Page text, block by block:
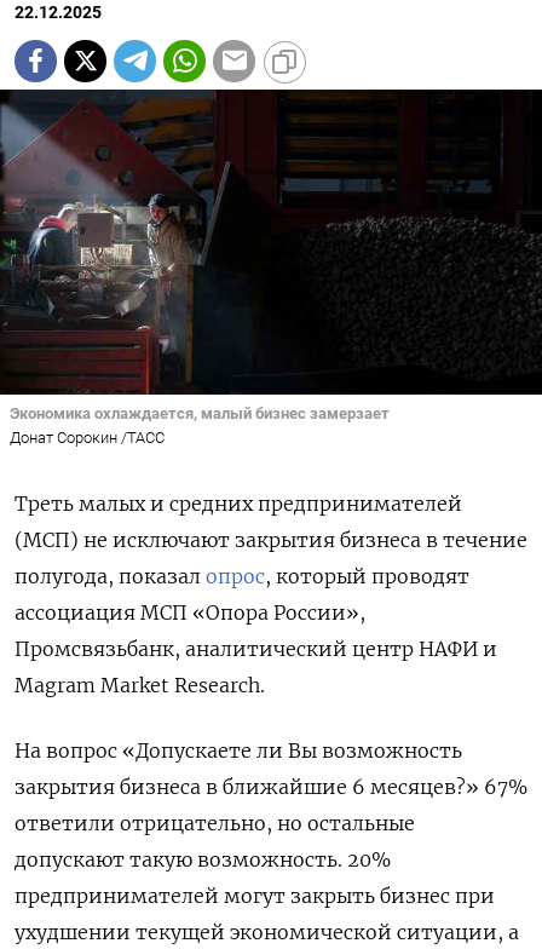
22.12.2025
Экономика охлаждается, малый бизнес замерзает
Донат Сорокин /ТАСС
Треть малых и средних предпринимателей
(МСП) не исключают закрытия бизнеса в течение
полугода, показал опрос, который проводят
ассоциация МСП «Опора России»,
Промсвязьбанк, аналитический центр НАФИ и
Magram Market Research.
На вопрос «Допускаете ли Вы возможность
закрытия бизнеса в ближайшие 6 месяцев?» 67%
ответили отрицательно, но остальные
допускают такую возможность. 20%
предпринимателей могут закрыть бизнес при
ухудшении текущей экономической ситуации, а